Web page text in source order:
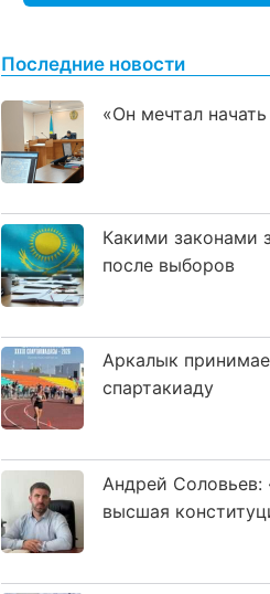
Последние новости
«Он мечтал
Какими законами
после выборов
Аркалык
спартакиаду
Андрей Соловьев:
высшая